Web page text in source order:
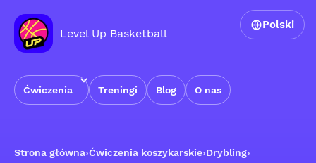
Level Up Basketball
Ćwiczenia Treningi Blog O nas
Polski
Strona główna›Ćwiczenia koszykarskie›Drybling›